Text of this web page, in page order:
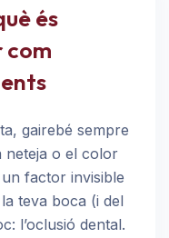
és
gairebé sempre
neteja o el color
factor invisible
teva boca (i del
l’oclusió dental.